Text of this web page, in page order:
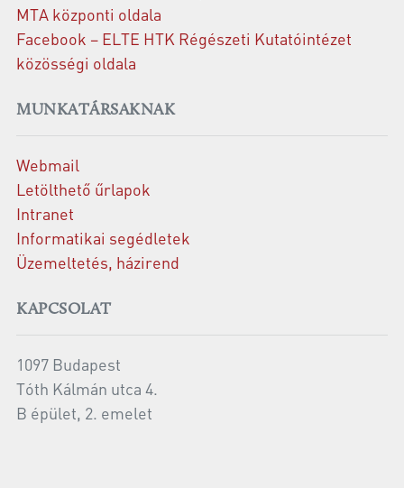
MTA központi oldala
Facebook – ELTE HTK Régészeti Kutatóintézet
közösségi oldala
MUNKATÁRSAKNAK
Webmail
Letölthető űrlapok
Intranet
Informatikai segédletek
Üzemeltetés, házirend
KAPCSOLAT
1097 Budapest
Tóth Kálmán utca 4.
B épület, 2. emelet